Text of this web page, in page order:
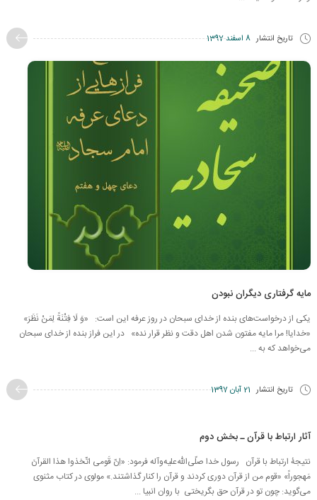
تاریخ انتشار 8 اسفند 1397
مایه گرفتاری دیگران نبودن
یکی از درخواست‌های بنده از خدای سبحان در روز عرفه این است: «وَ لَا فِتْنَةً لِمَنْ نَظَرَ»
«خدایا! مرا مایه مفتون شدن اهل دقت و نظر قرار نده» در این فراز بنده از خدای سبحان
می‌خواهد که به ...
تاریخ انتشار 21 آبان 1397
آثار ارتباط با قرآن ـ بخش دوم
نتیجۀ ارتباط با قرآن رسول خدا صلّی‌الله‌علیه‌وآله فرمود: «اِنّ قَومی اتّخذوا هذا القرآنَ
مَهجوراً» «قوم‌ من از قرآن دوری کردند و قرآن را کنار گذاشتند.» مولوی در کتاب مثنوی
می‌گوید: چون تو در قرآن حق بگریختی با روان انبیا ...